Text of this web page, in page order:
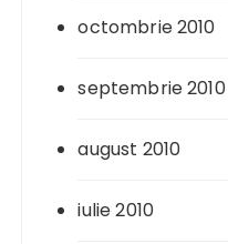
octombrie 2010
septembrie 2010
august 2010
iulie 2010